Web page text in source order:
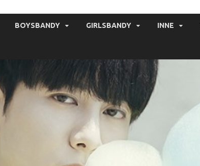
BOYSBANDY GIRLSBANDY INNE